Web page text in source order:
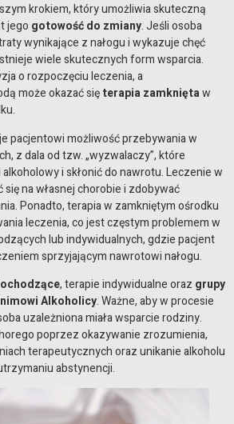
krokiem, który umożliwia skuteczną
jego gotowość do zmiany. Jeśli osoba
wynikające z nałogu i wykazuje chęć
wiele skutecznych form wsparcia.
o rozpoczęciu leczenia, a
może okazać sięterapia zamkniętaw
pacjentowi możliwość przebywania w
z dala od tzw. „wyzwalaczy”, które
alkoholowy i skłonić do nawrotu. Leczenie w
na własnej chorobie i zdobywać
Ponadto, terapia w zamkniętym ośrodku
leczenia, co jest częstym problemem w
lub indywidualnych, gdzie pacjent
sprzyjającym nawrotowi nałogu.
, terapie indywidualne oraz grupy
Alkoholicy. Ważne, aby w procesie
uzależniona miała wsparcie rodziny.
poprzez okazywanie zrozumienia,
terapeutycznych oraz unikanie alkoholu
abstynencji.